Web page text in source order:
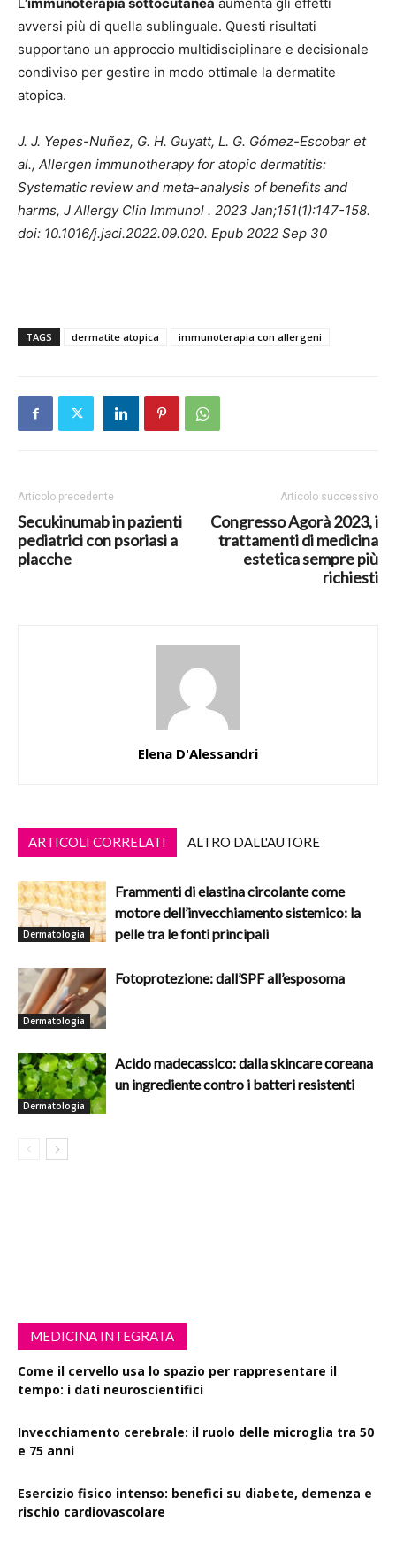
avversi più di quella sublinguale. Questi risultati
supportano un approccio multidisciplinare e decisionale
condiviso per gestire in modo ottimale la dermatite
atopica.
J. J. Yepes-Nuñez, G. H. Guyatt, L. G. Gómez-Escobar et
al., Allergen immunotherapy for atopic dermatitis:
Systematic review and meta-analysis of benefits and
harms, J Allergy Clin Immunol . 2023 Jan;151(1):147-158.
doi: 10.1016/j.jaci.2022.09.020. Epub 2022 Sep 30
TAGS dermatite atopica immunoterapia con allergeni
Articolo precedente
Secukinumab in pazienti
pediatrici con psoriasi a
placche
Articolo successivo
Congresso Agorà 2023, i
trattamenti di medicina
estetica sempre più
richiesti
Elena D'Alessandri
ARTICOLI CORRELATI ALTRO DALL'AUTORE
Dermatologia
Frammenti di elastina circolante come
motore dell’invecchiamento sistemico: la
pelle tra le fonti principali
Dermatologia
Fotoprotezione: dall’SPF all’esposoma
Dermatologia
Acido madecassico: dalla skincare coreana
un ingrediente contro i batteri resistenti
MEDICINA INTEGRATA
Come il cervello usa lo spazio per rappresentare il
tempo: i dati neuroscientifici
Invecchiamento cerebrale: il ruolo delle microglia tra 50
e 75 anni
Esercizio fisico intenso: benefici su diabete, demenza e
rischio cardiovascolare